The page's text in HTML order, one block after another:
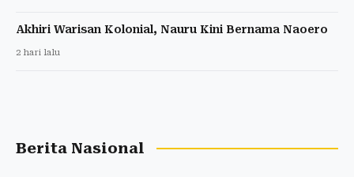
Akhiri Warisan Kolonial, Nauru Kini Bernama Naoero
2 hari lalu
Berita Nasional